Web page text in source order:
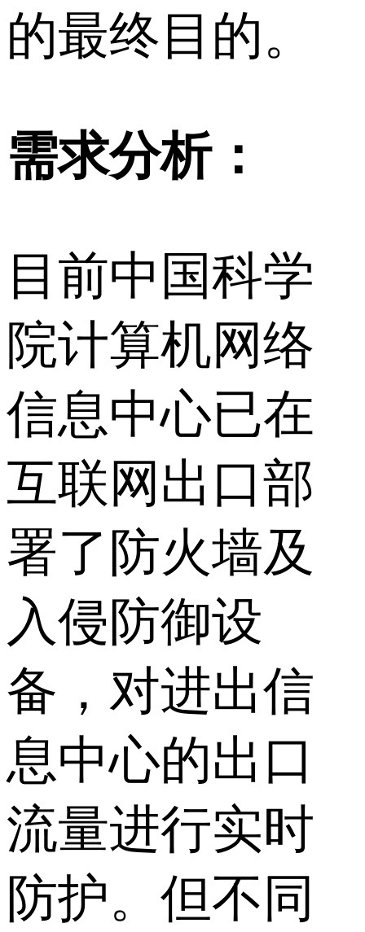
的最终目的。
需求分析：
目前中国科学
院计算机网络
信息中心已在
互联网出口部
署了防火墙及
入侵防御设
备，对进出信
息中心的出口
流量进行实时
防护。但不同